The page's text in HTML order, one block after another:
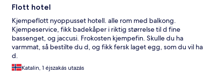
Flott hotel
Kjempeflott nyoppusset hotell. alle rom med balkong.
Kjempeservice, fikk badekåper i riktig størrelse til d fine
bassenget, og jaccusi. Frokosten kjempefin. Skulle du ha
varmmat, så bestilte du d, og fikk fersk laget egg, som du vil ha
d.
Katalin, 1 éjszakás utazás